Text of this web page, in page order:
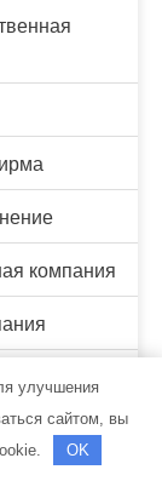
компания
улучшения
сайтом, вы
OK